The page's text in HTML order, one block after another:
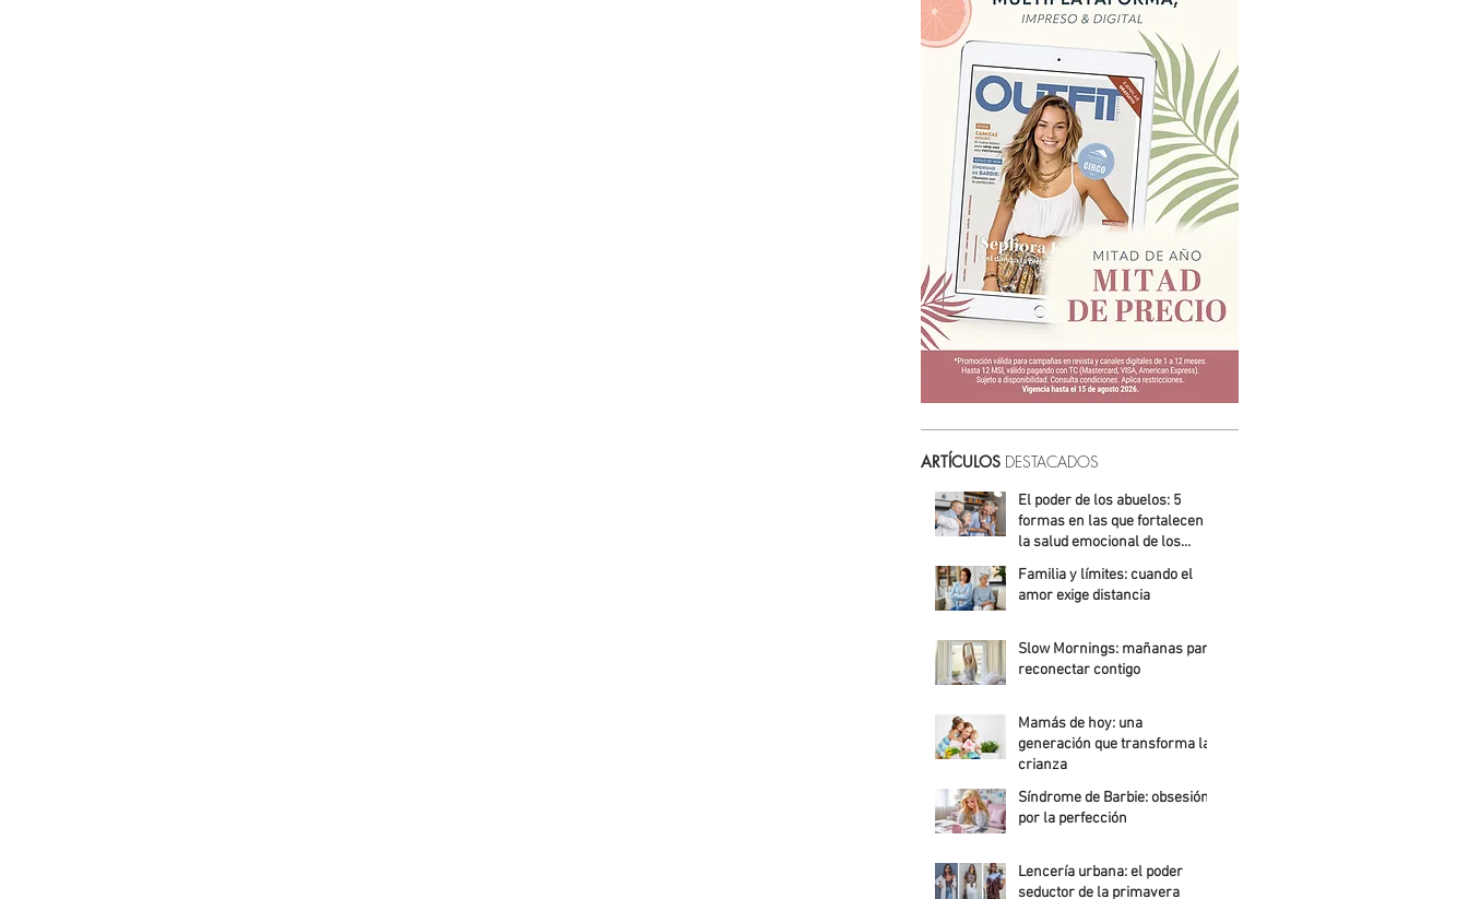
ARTÍCULOS DESTACADOS
El poder de los abuelos: 5
formas en las que fortalecen
la salud emocional de los
Ailed Álvarez
Familia y límites: cuando el
amor exige distancia
Slow Mornings: mañanas para
reconectar contigo
Mamás de hoy: una
generación que transforma la
crianza
Alicia Meza
Síndrome de Barbie: obsesión
por la perfección
Lencería urbana: el poder
seductor de la primavera